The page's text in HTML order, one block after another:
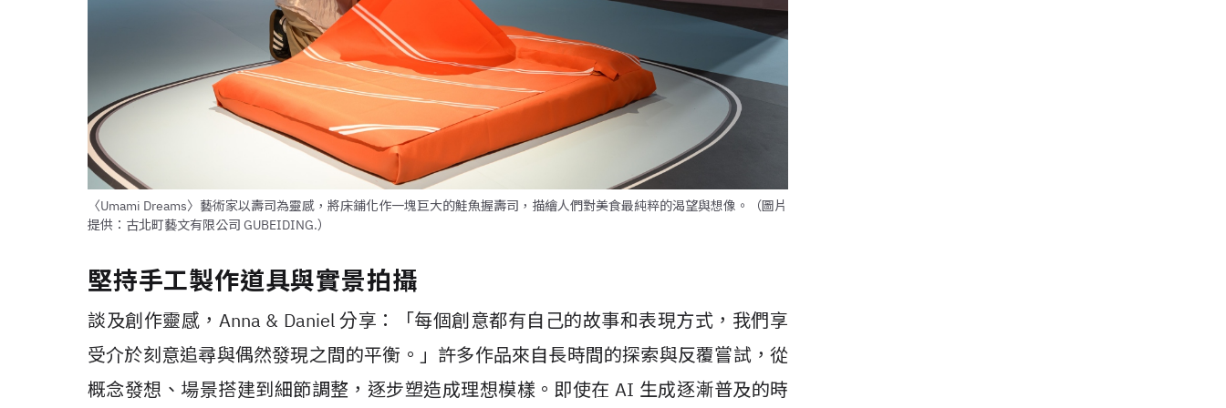
〈Umami Dreams〉藝術家以壽司為靈感，將床鋪化作一塊巨大的鮭魚握壽司，描繪人們對美食最純粹的渴望與想像。（圖片
提供：古北町藝文有限公司 GUBEIDING.）
堅持手工製作道具與實景拍攝
談及創作靈感，Anna & Daniel 分享：「每個創意都有自己的故事和表現方式，我們享
受介於刻意追尋與偶然發現之間的平衡。」許多作品來自長時間的探索與反覆嘗試，從
概念發想、場景搭建到細節調整，逐步塑造成理想模樣。即使在 AI 生成逐漸普及的時